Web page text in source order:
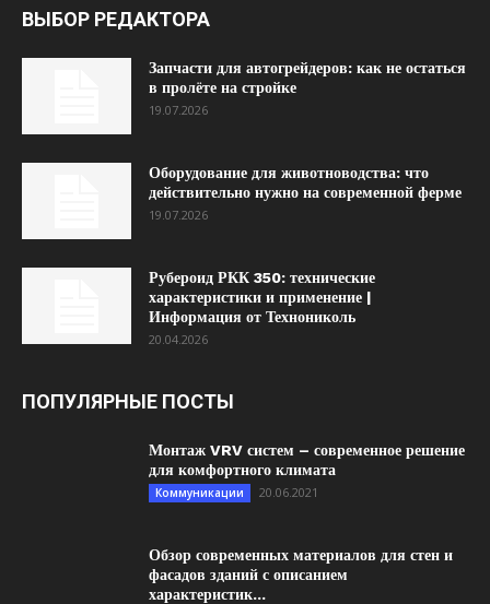
ВЫБОР РЕДАКТОРА
Запчасти для автогрейдеров: как не остаться
в пролёте на стройке
19.07.2026
Оборудование для животноводства: что
действительно нужно на современной ферме
19.07.2026
Рубероид РКК 350: технические
характеристики и применение |
Информация от Технониколь
20.04.2026
ПОПУЛЯРНЫЕ ПОСТЫ
Монтаж VRV систем – современное решение
для комфортного климата
Коммуникации 20.06.2021
Обзор современных материалов для стен и
фасадов зданий с описанием
характеристик...